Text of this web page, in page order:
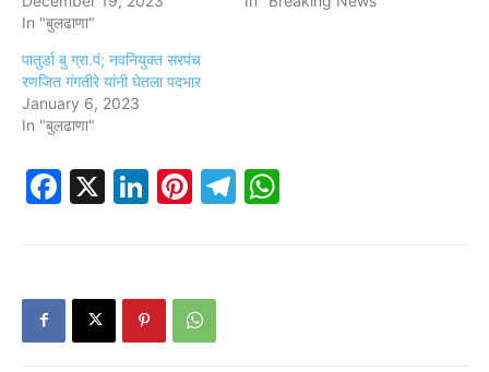
In "बुलढाणा"
पातुर्डा बु ग्रा.पं; नवनियुक्त सरपंच
रणजित गंगतीरे यांनी घेतला पदभार
January 6, 2023
In "बुलढाणा"
Facebook
X LinkedIn
Pinterest
Telegram